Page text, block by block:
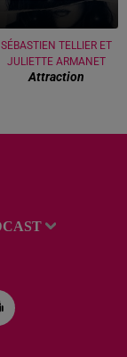
SÉBASTIEN TELLIER ET
JULIETTE ARMANET
Attraction